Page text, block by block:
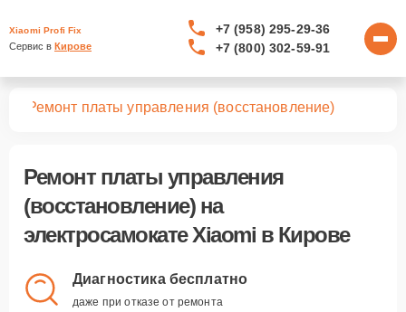
Xiaomi Profi Fix
Сервис в Кирове
+7 (958) 295-29-36
+7 (800) 302-59-91
Ремонт платы управления (восстановление)
Ремонт платы управления
(восстановление)на
электросамокате Xiaomi в Кирове
Диагностика бесплатно
даже при отказе от ремонта